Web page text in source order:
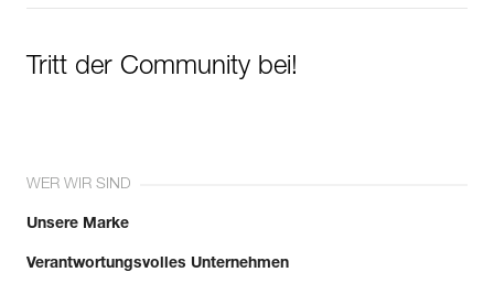
Tritt der Community bei!
WER WIR SIND
Unsere Marke
Verantwortungsvolles Unternehmen